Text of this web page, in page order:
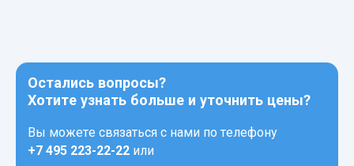
Остались вопросы?
Хотите узнать больше и уточнить цены?
Вы можете связаться с нами по телефону
+7 495 223-22-22 или